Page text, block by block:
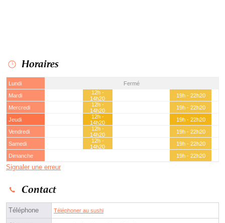
Horaires
Lundi
Fermé
Mardi
12h -
14h20
19h - 22h20
Mercredi
12h -
14h20
19h - 22h20
Jeudi
12h -
14h20
19h - 22h20
Vendredi
12h -
14h20
19h - 22h20
Samedi
12h -
14h20
19h - 22h20
Dimanche
19h - 22h20
Signaler une erreur
Contact
Téléphone Téléphoner au sushi